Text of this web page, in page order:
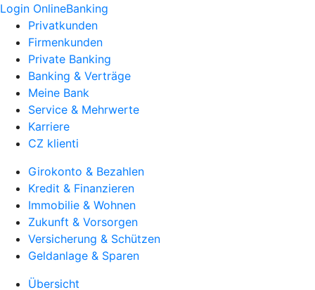
Login OnlineBanking
Privatkunden
Firmenkunden
Private Banking
Banking & Verträge
Meine Bank
Service & Mehrwerte
Karriere
CZ klienti
Girokonto & Bezahlen
Kredit & Finanzieren
Immobilie & Wohnen
Zukunft & Vorsorgen
Versicherung & Schützen
Geldanlage & Sparen
Übersicht